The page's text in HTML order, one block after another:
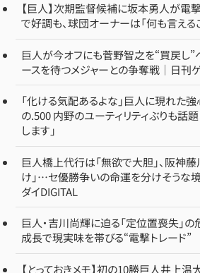
【巨人】次期監督候補に坂本勇人が電
で好調も、球団オーナーは「何も言える
巨人が今オフにも菅野智之を“買戻し
ースを待つメジャーとの争奪戦｜日刊
「化ける気配あるよな」巨人に現れ
の.500 内野のユーティリティぶりも話
します」
巨人橋上代行は「無欲で大胆」、阪神
け」…セ優勝争いの命運を分けそうな
ダイDIGITAL
巨人・吉川尚輝に迫る「定位置喪失」
成長で現実味を帯びる“電撃トレード”
【とっておきメモ】初の10勝巨人井上